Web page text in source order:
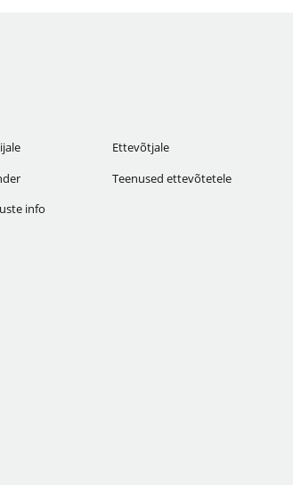
info
Ettevõtjale
Teenused ettevõtetele